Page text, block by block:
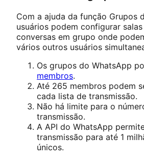
Com a ajuda da função Grupos
usuários podem configurar
conversas em grupo onde
vários outros usuários
Os grupos do WhatsApp
membros.
Até 265 membros podem
cada lista de transmissão.
Não há limite para o
transmissão.
A API do WhatsApp
transmissão para até 1
únicos.